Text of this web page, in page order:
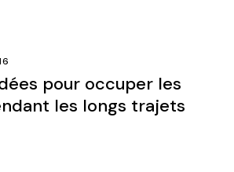
pour occuper les
les longs trajets